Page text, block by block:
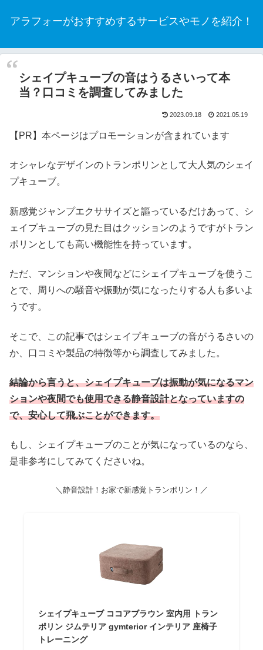
アラフォーがおすすめするサービスやモノを紹介！
シェイプキューブの音はうるさいって本
当？口コミを調査してみました
2023.09.18 2021.05.19
【PR】本ページはプロモーションが含まれています
オシャレなデザインのトランポリンとして大人気のシェイ
プキューブ。
新感覚ジャンプエクササイズと謳っているだけあって、シ
ェイプキューブの見た目はクッションのようですがトラン
ポリンとしても高い機能性を持っています。
ただ、マンションや夜間などにシェイプキューブを使うこ
とで、周りへの騒音や振動が気になったりする人も多いよ
うです。
そこで、この記事ではシェイプキューブの音がうるさいの
か、口コミや製品の特徴等から調査してみました。
結論から言うと、シェイプキューブは振動が気になるマン
ションや夜間でも使用できる静音設計となっていますの
で、安心して飛ぶことができます。
もし、シェイプキューブのことが気になっているのなら、
是非参考にしてみてくださいね。
＼静音設計！お家で新感覚トランポリン！／
シェイプキューブ ココアブラウン 室内用 トラン
ポリン ジムテリア gymterior インテリア 座椅子
トレーニング